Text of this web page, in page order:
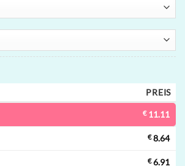
PREIS
€11.11
€8.64
€6.91